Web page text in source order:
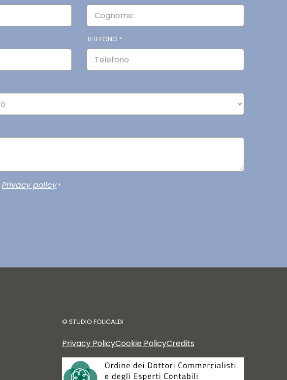
TELEFONO *
Privacy policy*
© STUDIO FOLICALDI
Privacy PolicyCookie PolicyCredits